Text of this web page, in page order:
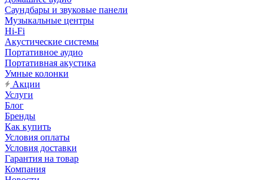
Саундбары и звуковые панели
Музыкальные центры
Hi-Fi
Акустические системы
Портативное аудио
Портативная акустика
Умные колонки
Акции
Услуги
Блог
Бренды
Как купить
Условия оплаты
Условия доставки
Гарантия на товар
Компания